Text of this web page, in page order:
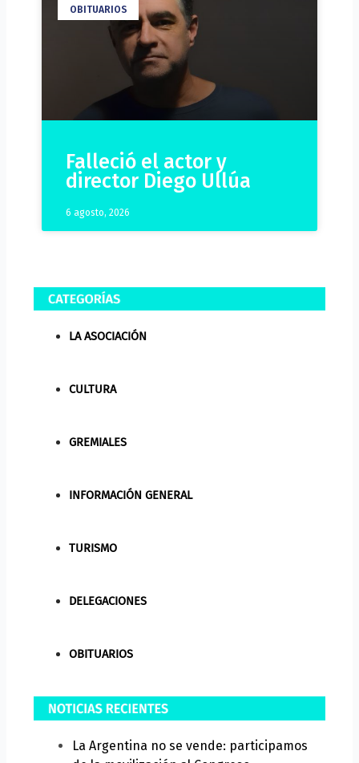
OBITUARIOS
Falleció el actor y
director Diego Ullúa
6 agosto, 2026
LA ASOCIACIÓN
CULTURA
GREMIALES
INFORMACIÓN GENERAL
TURISMO
DELEGACIONES
OBITUARIOS
La Argentina no se vende: participamos